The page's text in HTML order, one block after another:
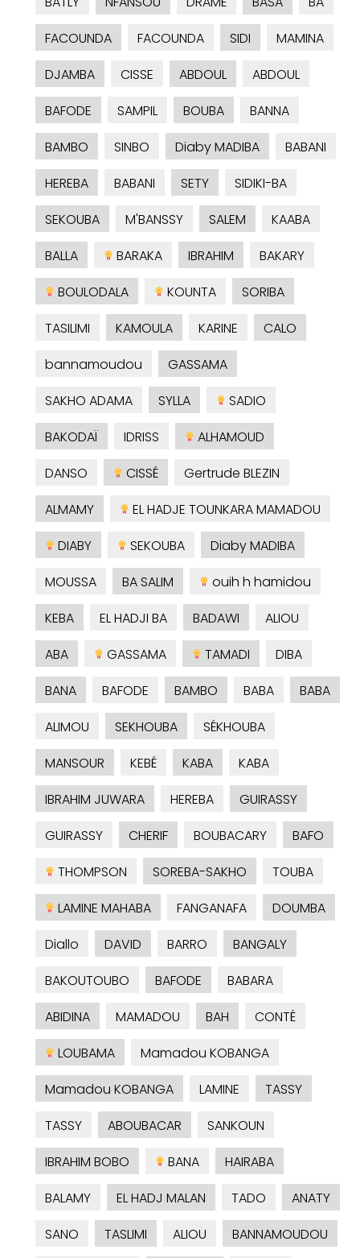
FACOUNDA
FACOUNDA SIDI
MAMINA
DJAMBA
CISSE ABDOUL
ABDOUL
BAFODE
SAMPIL BOUBA
BANNA
BAMBO
SINBO Diaby MADIBA
BABANI
HEREBA
BABANI SETY
SIDIKI-BA
SEKOUBA
M'BANSSY SALEM
KAABA
BALLA
BARAKA IBRAHIM
BAKARY
BOULODALA
KOUNTA
SORIBA
TASILIMI
KAMOULA KARINE
CALO
bannamoudou
GASSAMA
SAKHO ADAMA
SYLLA
SADIO
BAKODAÏ
IDRISS
ALHAMOUD
DANSO
CISSÉ
Gertrude BLEZIN
ALMAMY
EL HADJE TOUNKARA MAMADOU
DIABY
SEKOUBA
Diaby MADIBA
MOUSSA
BA SALIM
ouih h hamidou
KEBA
EL HADJI BA BADAWI
ALIOU
ABA
GASSAMA TAMADI
DIBA
BANA
BAFODE BAMBO BABA
BABA
ALIMOU
SEKHOUBA
SÉKHOUBA
MANSOUR
KEBÉ KABA
KABA
IBRAHIM JUWARA
HEREBA
GUIRASSY
GUIRASSY
CHERIF BOUBACARY
BAFO
THOMPSON
SOREBA-SAKHO
TOUBA
LAMINE MAHABA
FANGANAFA
DOUMBA
Diallo
DAVID BARRO
BANGALY
BAKOUTOUBO
BAFODE
BABARA
ABIDINA
MAMADOU BAH
CONTÉ
LOUBAMA
Mamadou KOBANGA
Mamadou KOBANGA
LAMINE
TASSY
TASSY
ABOUBACAR
SANKOUN
IBRAHIM BOBO
BANA
HAIRABA
BALAMY
EL HADJ MALAN TADO
ANATY
SANO
TASLIMI ALIOU
BANNAMOUDOU